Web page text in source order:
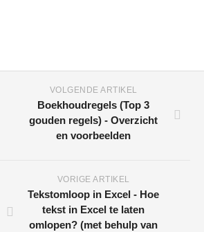
VOLGENDE ARTIKEL
Boekhoudregels (Top 3
gouden regels) - Overzicht
en voorbeelden
VORIGE ARTIKEL
Tekstomloop in Excel - Hoe
tekst in Excel te laten
omlopen? (met behulp van